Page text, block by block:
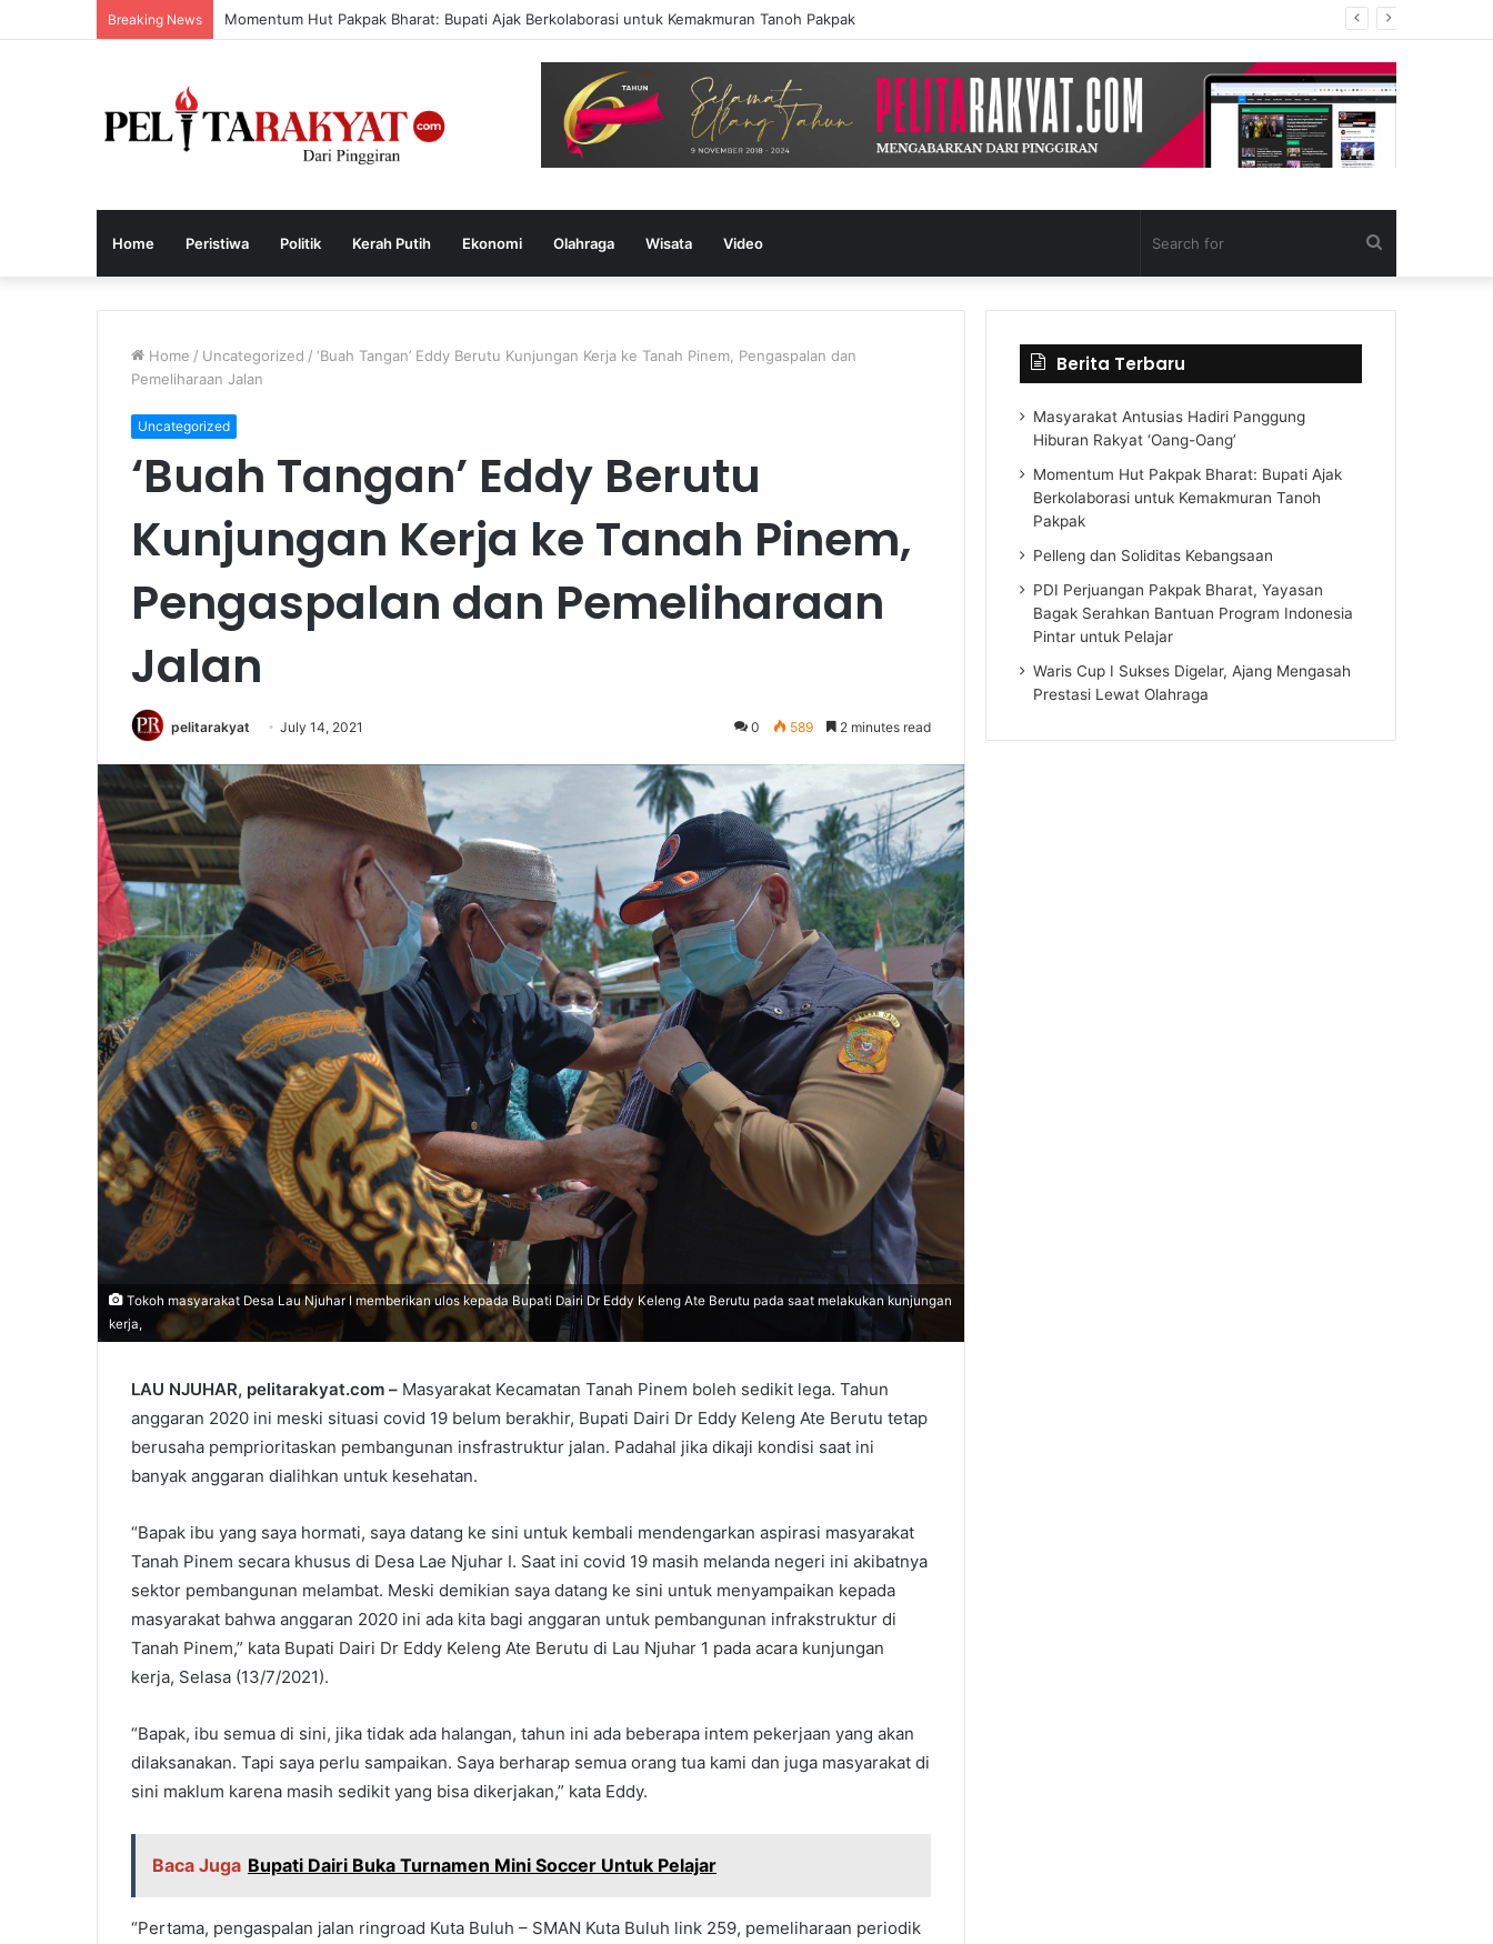
Breaking News Pelleng dan Soliditas Kebangsaan
Home Peristiwa Politik Kerah Putih Ekonomi Olahraga Wisata Video
for
Home / Uncategorized / ‘Buah Tangan’ Eddy Berutu Kunjungan Kerja ke Tanah Pinem, Pengaspalan dan
Pemeliharaan Jalan
Uncategorized
‘Buah Tangan’ Eddy Berutu
Kunjungan Kerja ke Tanah Pinem,
Pengaspalan dan Pemeliharaan
Jalan
pelitarakyat July 14, 2021 0 589 2 minutes read
Tokoh masyarakat Desa Lau Njuhar I memberikan ulos kepada Bupati Dairi Dr Eddy Keleng Ate Berutu pada saat melakukan kunjungan
kerja,
LAU NJUHAR, pelitarakyat.com – Masyarakat Kecamatan Tanah Pinem boleh sedikit lega. Tahun
anggaran 2020 ini meski situasi covid 19 belum berakhir, Bupati Dairi Dr Eddy Keleng Ate Berutu tetap
berusaha pemprioritaskan pembangunan insfrastruktur jalan. Padahal jika dikaji kondisi saat ini
banyak anggaran dialihkan untuk kesehatan.
“Bapak ibu yang saya hormati, saya datang ke sini untuk kembali mendengarkan aspirasi masyarakat
Tanah Pinem secara khusus di Desa Lae Njuhar I. Saat ini covid 19 masih melanda negeri ini akibatnya
sektor pembangunan melambat. Meski demikian saya datang ke sini untuk menyampaikan kepada
masyarakat bahwa anggaran 2020 ini ada kita bagi anggaran untuk pembangunan infrakstruktur di
Tanah Pinem,” kata Bupati Dairi Dr Eddy Keleng Ate Berutu di Lau Njuhar 1 pada acara kunjungan
kerja, Selasa (13/7/2021).
“Bapak, ibu semua di sini, jika tidak ada halangan, tahun ini ada beberapa intem pekerjaan yang akan
dilaksanakan. Tapi saya perlu sampaikan. Saya berharap semua orang tua kami dan juga masyarakat di
sini maklum karena masih sedikit yang bisa dikerjakan,” kata Eddy.
Baca Juga Bupati Dairi Buka Turnamen Mini Soccer Untuk Pelajar
“Pertama, pengaspalan jalan ringroad Kuta Buluh – SMAN Kuta Buluh link 259, pemeliharaan periodik
Berita Terbaru
Masyarakat Antusias Hadiri Panggung
Hiburan Rakyat ‘Oang-Oang’
Momentum Hut Pakpak Bharat: Bupati Ajak
Berkolaborasi untuk Kemakmuran Tanoh
Pakpak
Pelleng dan Soliditas Kebangsaan
PDI Perjuangan Pakpak Bharat, Yayasan
Bagak Serahkan Bantuan Program Indonesia
Pintar untuk Pelajar
Waris Cup I Sukses Digelar, Ajang Mengasah
Prestasi Lewat Olahraga